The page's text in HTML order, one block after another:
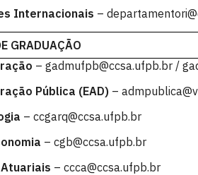
Internacionais –
GRADUAÇÃO
– gadmufpb@ccsa.ufpb.br /
Pública (EAD) –
– ccgarq@ccsa.ufpb.br
– cgb@ccsa.ufpb.br
– ccca@ccsa.ufpb.br